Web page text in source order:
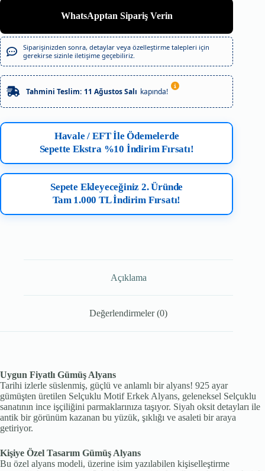
WhatsApptan Sipariş Verin
Siparişinizden sonra, detaylar veya özelleştirme talepleri için
gerekirse sizinle iletişime geçebiliriz.
Tahmini Teslim: 11 Ağustos Salı kapında!
Havale / EFT İle Ödemelerde
Sepette Ekstra %10 İndirim Fırsatı!
Sepete Ekleyeceğiniz 2. Üründe
Tam 1.000 TL İndirim Fırsatı!
Açıklama
Değerlendirmeler (0)
Uygun Fiyatlı Gümüş Alyans
Tarihi izlerle süslenmiş, güçlü ve anlamlı bir alyans! 925 ayar
gümüşten üretilen Selçuklu Motif Erkek Alyans, geleneksel Selçuklu
sanatının ince işçiliğini parmaklarınıza taşıyor. Siyah oksit detayları ile
antik bir görünüm kazanan bu yüzük, şıklığı ve asaleti bir araya
getiriyor.
Kişiye Özel Tasarım Gümüş Alyans
Bu özel alyans modeli, üzerine isim yazılabilen kişiselleştirme